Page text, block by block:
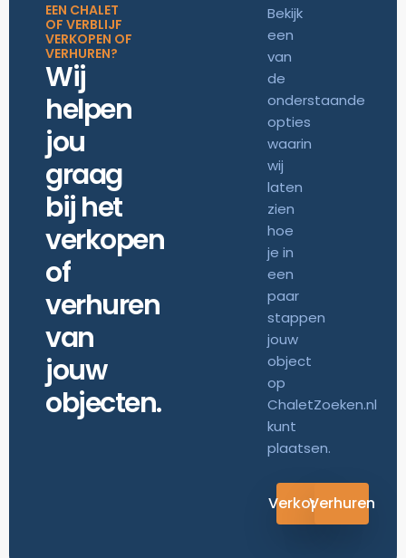
EEN CHALET
OF VERBLIJF
VERKOPEN OF
VERHUREN?
Wij
helpen
jou
graag
bij het
verkopen
of
verhuren
van
jouw
objecten.
Bekijk
een
van
de
onderstaande
opties
waarin
wij
laten
zien
hoe
je in
een
paar
stappen
jouw
object
op
ChaletZoeken.nl
kunt
plaatsen.
VerkopenVerhuren